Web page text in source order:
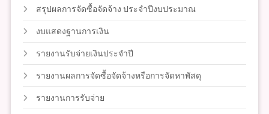
สรุปผลการจัดซื้อจัดจ้าง ประจำปีงบประมาณ
งบแสดงฐานการเงิน
รายงานรับจ่ายเงินประจำปี
รายงานผลการจัดซื้อจัดจ้างหรือการจัดหาพัสดุ
รายงานการรับจ่าย